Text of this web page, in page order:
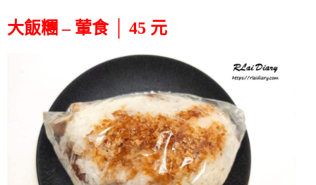
大飯糰 – 葷食 │ 45 元